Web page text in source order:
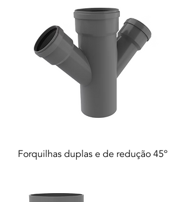
Forquilhas duplas e de redução 45º